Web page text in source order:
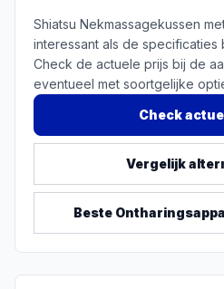
Shiatsu Nekmassagekussen
interessant als de specificaties
Check de actuele prijs bij de
eventueel met soortgelijke
Check
Vergelijk
Beste